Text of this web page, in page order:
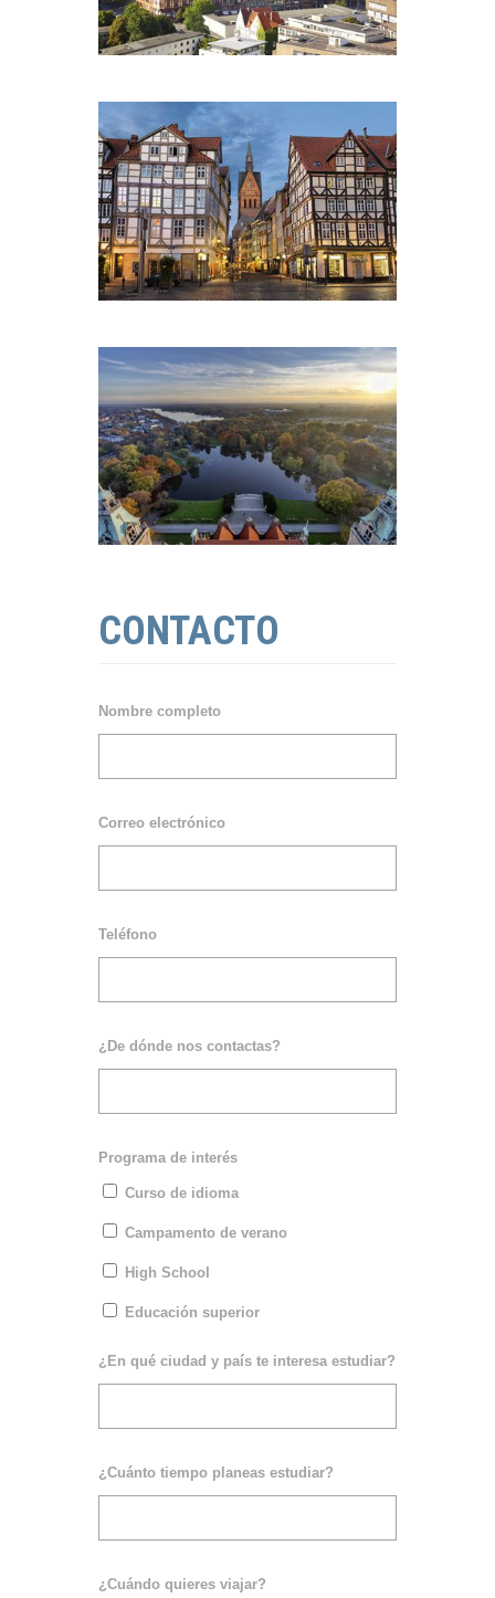
CONTACTO
Nombre completo
Correo electrónico
Teléfono
¿De dónde nos contactas?
Programa de interés
Curso de idioma
Campamento de verano
High School
Educación superior
¿En qué ciudad y país te interesa estudiar?
¿Cuánto tiempo planeas estudiar?
¿Cuándo quieres viajar?